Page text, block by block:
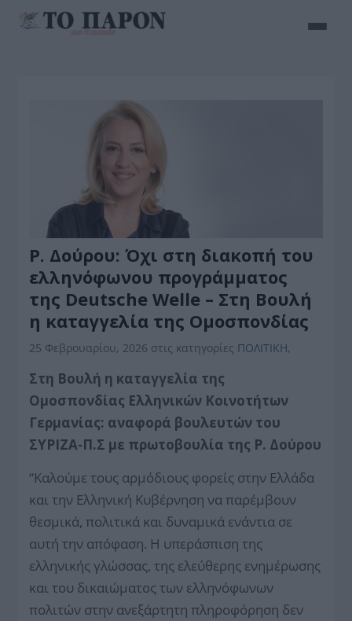
Ρ. Δούρου: Όχι στη διακοπή του
ελληνόφωνου προγράμματος
της Deutsche Welle – Στη Βουλή
η καταγγελία της Ομοσπονδίας
25 Φεβρουαρίου, 2026 στις κατηγορίες ΠΟΛΙΤΙΚΗ,
Στη Βουλή η καταγγελία της
Ομοσπονδίας Ελληνικών Κοινοτήτων
Γερμανίας: αναφορά βουλευτών του
ΣΥΡΙΖΑ-Π.Σ με πρωτοβουλία της Ρ. Δούρου
“Καλούμε τους αρμόδιους φορείς στην Ελλάδα
και την Ελληνική Κυβέρνηση να παρέμβουν
θεσμικά, πολιτικά και δυναμικά ενάντια σε
αυτή την απόφαση. Η υπεράσπιση της
ελληνικής γλώσσας, της ελεύθερης ενημέρωσης
και του δικαιώματος των ελληνόφωνων
πολιτών στην ανεξάρτητη πληροφόρηση δεν